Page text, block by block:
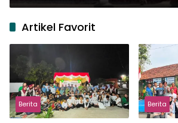
Artikel Favorit
Berita Berita